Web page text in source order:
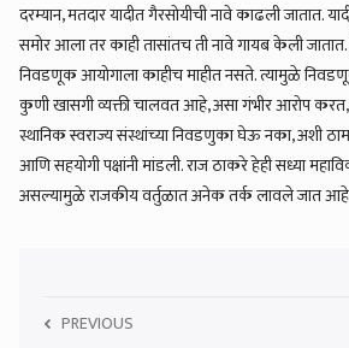
दरम्यान, मतदार यादीत गैरसोयीची नावे काढली जातात.
समोर आला तर काही तासांतच ती नावे गायब केली
निवडणूक आयोगाला काहीच माहीत नसते. त्यामुळे
कुणी खासगी व्यक्ती चालवत आहे, असा गंभीर आरोप करत,
स्थानिक स्वराज्य संस्थांच्या निवडणुका घेऊ नका, अशी
आणि सहयोगी पक्षांनी मांडली. राज ठाकरे हेही सध्या
असल्यामुळे राजकीय वर्तुळात अनेक तर्क लावले जात
PREVIOUS